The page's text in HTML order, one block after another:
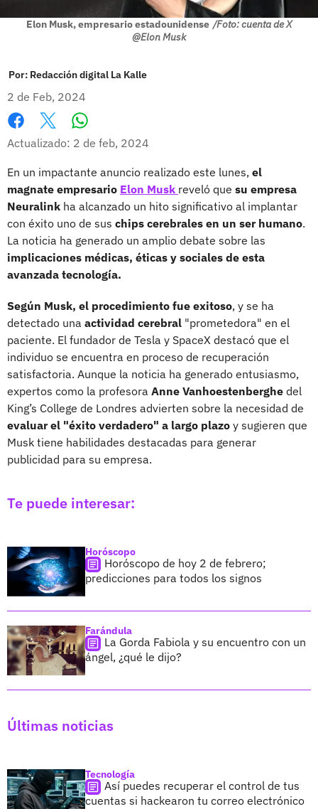
Elon Musk, empresario estadounidense /Foto: cuenta de X
@Elon Musk
Por: Redacción digital La Kalle
2 de Feb, 2024
Facebook
X
Actualizado: 2 de feb, 2024
En un impactante anuncio realizado este lunes, el
magnate empresario Elon Musk reveló que su empresa
Neuralink ha alcanzado un hito significativo al implantar
con éxito uno de sus chips cerebrales en un ser humano.
La noticia ha generado un amplio debate sobre las
implicaciones médicas, éticas y sociales de esta
avanzada tecnología.
Según Musk, el procedimiento fue exitoso, y se ha
detectado una actividad cerebral "prometedora" en el
paciente. El fundador de Tesla y SpaceX destacó que el
individuo se encuentra en proceso de recuperación
satisfactoria. Aunque la noticia ha generado entusiasmo,
expertos como la profesora Anne Vanhoestenberghe del
King’s College de Londres advierten sobre la necesidad de
evaluar el "éxito verdadero" a largo plazo y sugieren que
Musk tiene habilidades destacadas para generar
publicidad para su empresa.
Te puede interesar:
Horóscopo
Horóscopo de hoy 2 de febrero;
predicciones para todos los signos
Farándula
La Gorda Fabiola y su encuentro con un
ángel, ¿qué le dijo?
Últimas noticias
Tecnología
Así puedes recuperar el control de tus
cuentas si hackearon tu correo electrónico